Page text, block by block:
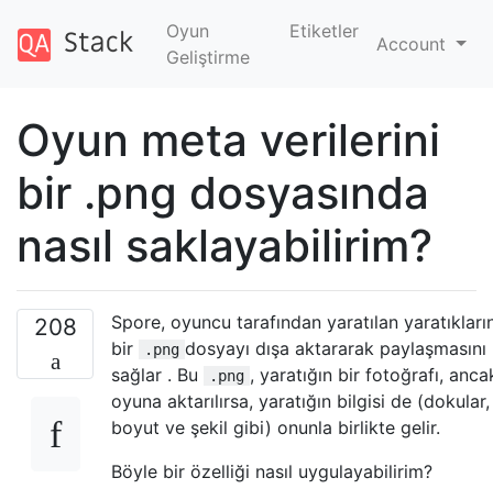
Oyun
Geliştirme
Etiketler
Account
Oyun meta verilerini
bir .png dosyasında
nasıl saklayabilirim?
208
Spore, oyuncu tarafından yaratılan
bir
.png dosyayı dışa aktararak paylaşmasını
sağlar . Bu
.png , yaratığın bir fotoğrafı,
oyuna aktarılırsa, yaratığın bilgisi de (dokular,
boyut ve şekil gibi) onunla birlikte gelir.
Böyle bir özelliği nasıl uygulayabilirim?